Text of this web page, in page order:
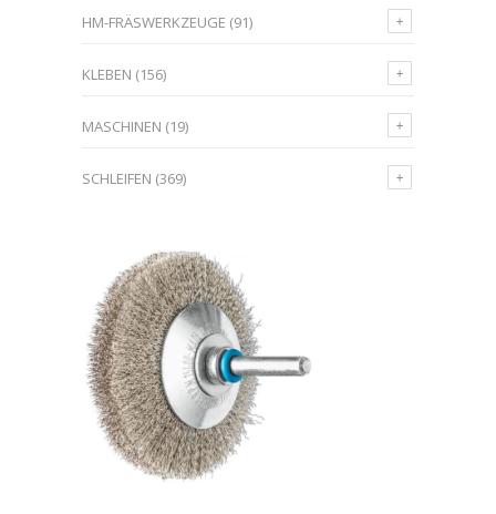
HM-FRÄSWERKZEUGE (91)
KLEBEN (156)
MASCHINEN (19)
SCHLEIFEN (369)